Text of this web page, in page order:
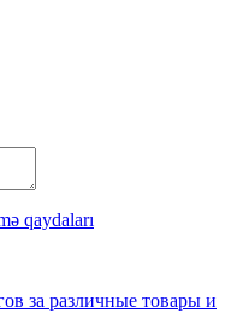
qaydaları